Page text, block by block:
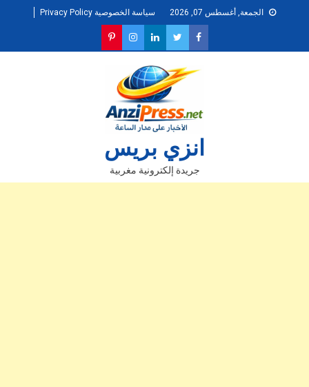
الجمعة, أغسطس 07, 2026 سياسة الخصوصية Privacy Policy
انزي بريس
جريدة إلكترونية مغربية